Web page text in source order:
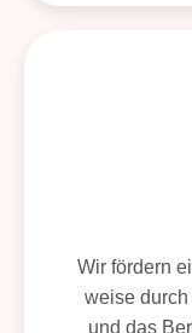
Wir fördern
weise
und das